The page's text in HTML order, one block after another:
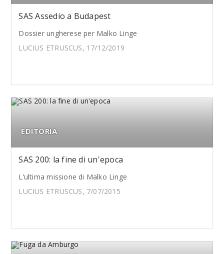
SAS Assedio a Budapest
Dossier ungherese per Malko Linge
LUCIUS ETRUSCUS, 17/12/2019
EDITORIA
SAS 200: la fine di un'epoca
L’ultima missione di Malko Linge
LUCIUS ETRUSCUS, 7/07/2015